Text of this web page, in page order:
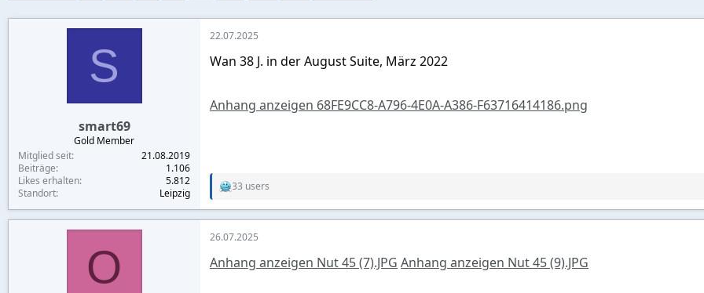
l
l
mS
smart69
Gold Member
Mitglied seit
21.08.2019
Beiträge
1.106
Likes erhalten
5.812
Standort
Leipzig
22.07.2025
Wan 38 J. in der August Suite, März 2022
Anhang anzeigen 68FE9CC8-A796-4E0A-A386-F63716414186.png
R
t
o
33 users
O
26.07.2025
Anhang anzeigen Nut 45 (7).JPG Anhang anzeigen Nut 45 (9).JPG